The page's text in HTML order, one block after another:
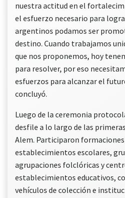
nuestra actitud en el
el esfuerzo necesario para
argentinos podamos ser
destino. Cuando trabajamos
que nos proponemos, hoy
para resolver, por eso
esfuerzos para alcanzar el
concluyó.
Luego de la ceremonia
desfile a lo largo de las
Alem. Participaron
establecimientos escolares,
agrupaciones folclóricas y
establecimientos educativos,
vehículos de colección e